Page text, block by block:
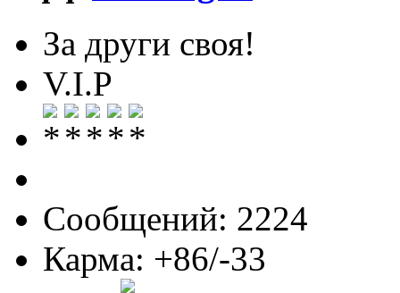
За други своя!
V.I.P
Сообщений: 2224
Карма: +86/-33